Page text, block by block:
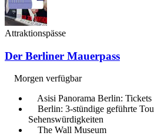
Attraktionspässe
Der Berliner Mauerpass
Morgen verfügbar
Asisi Panorama Berlin: Tickets
Berlin: 3-stündige geführte
Sehenswürdigkeiten
The Wall Museum